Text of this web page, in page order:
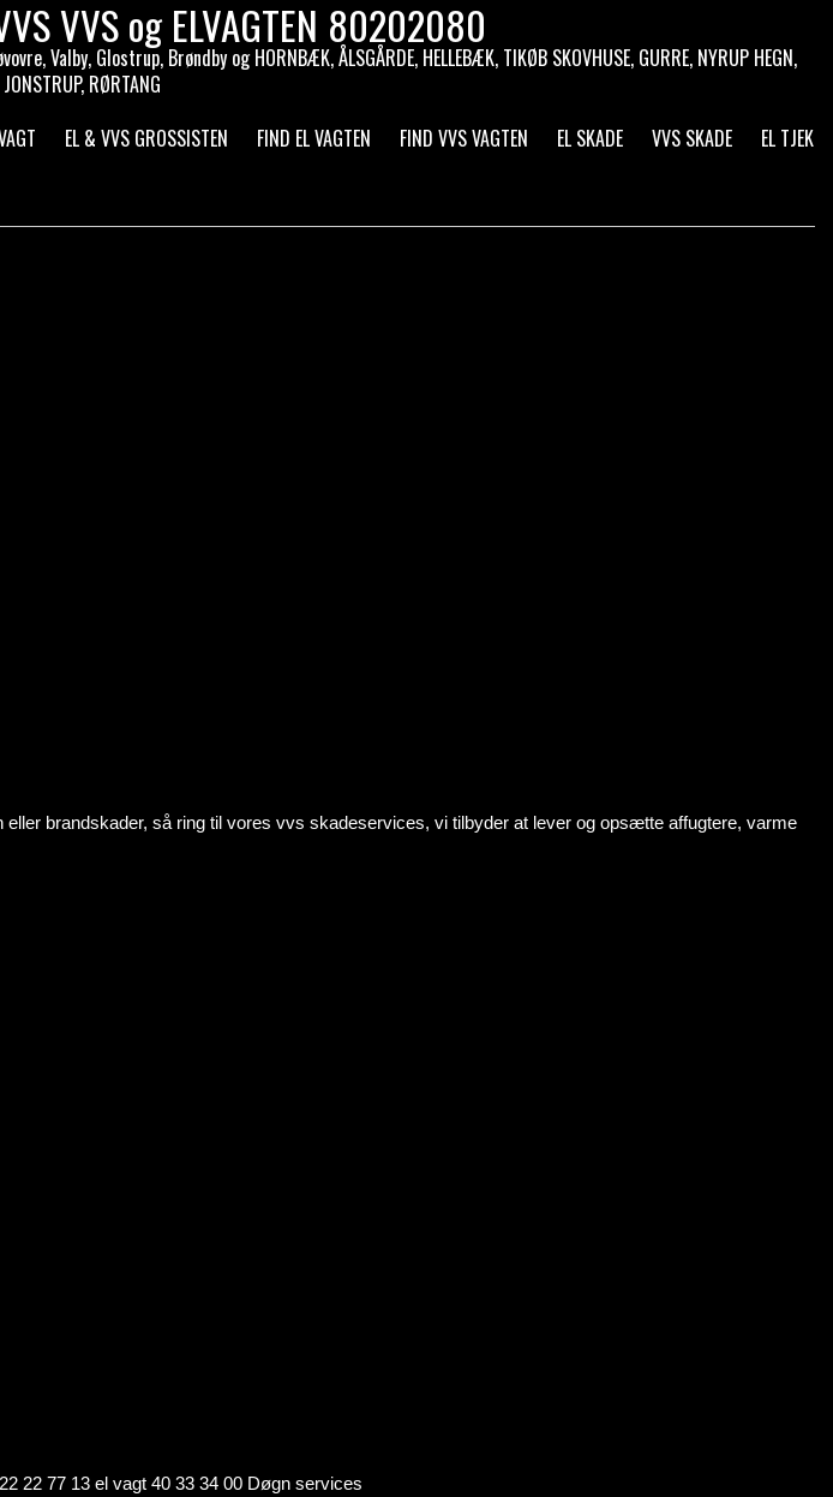
VVS og ELVAGTEN 80202080
Glostrup, Brøndby og HORNBÆK, ÅLSGÅRDE, HELLEBÆK, TIKØB SKOVHUSE, GURRE, NYRUP HEGN,
JONSTRUP, RØRTANG
EL & VVS GROSSISTEN FIND EL VAGTEN FIND VVS VAGTEN EL SKADE VVS SKADE
EL TJEK
brandskader, så ring til vores vvs skadeservices, vi tilbyder at lever og opsætte affugtere, varme
22 77 13 el vagt 40 33 34 00 Døgn services